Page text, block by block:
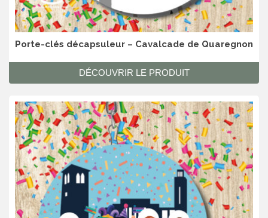
Porte-clés décapsuleur – Cavalcade de Quaregnon
DÉCOUVRIR LE PRODUIT